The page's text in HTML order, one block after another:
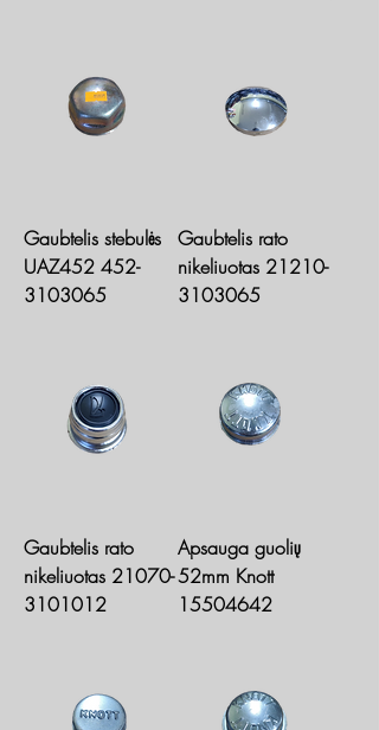
Gaubtelis stebulės
UAZ452 452-
3103065
Gaubtelis rato
nikeliuotas 21210-
3103065
Gaubtelis rato
nikeliuotas 21070-
3101012
Apsauga guolių
52mm Knott
15504642